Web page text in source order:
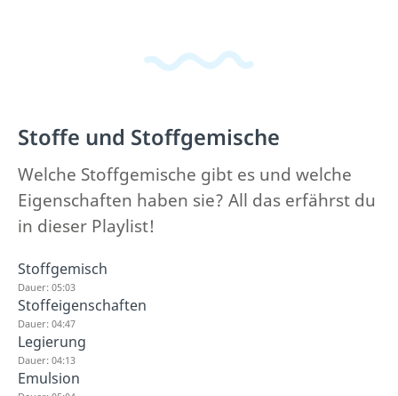
Stoffe und Stoffgemische
Welche Stoffgemische gibt es und welche
Eigenschaften haben sie? All das erfährst du
in dieser Playlist!
Stoffgemisch
Dauer: 05:03
Stoffeigenschaften
Dauer: 04:47
Legierung
Dauer: 04:13
Emulsion